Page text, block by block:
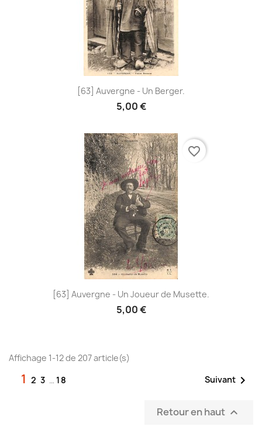
[63] Auvergne - Un Berger.
5,00 €
[63] Auvergne - Un Joueur de Musette.
5,00 €
favorite_border
Affichage 1-12 de 207 article(s)
1 2 3 … 18 Suivant 
Retour en haut 